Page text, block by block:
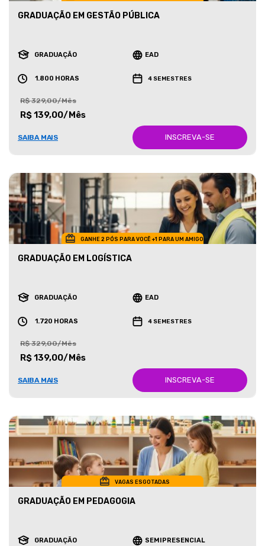
GRADUAÇÃO EM GESTÃO PÚBLICA
GRADUAÇÃO EAD
1.800 HORAS 4 SEMESTRES
R$ 329,00/Mês
R$ 139,00/Mês
SAIBA MAIS INSCREVA-SE
GANHE 2 PÓS PARA VOCÊ +1 PARA UM AMIGO
GRADUAÇÃO EM LOGÍSTICA
GRADUAÇÃO EAD
1.720 HORAS 4 SEMESTRES
R$ 329,00/Mês
R$ 139,00/Mês
SAIBA MAIS INSCREVA-SE
VAGAS ESGOTADAS
GRADUAÇÃO EM PEDAGOGIA
GRADUAÇÃO SEMIPRESENCIAL